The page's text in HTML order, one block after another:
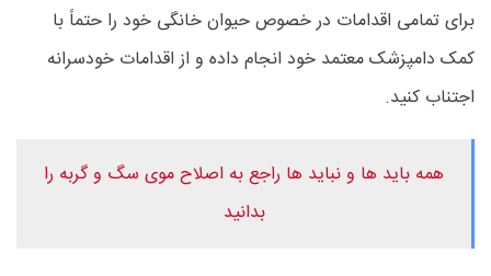
برای تمامی اقدامات در خصوص حیوان خانگی خود را حتماً با
کمک دامپزشک معتمد خود انجام داده و از اقدامات خودسرانه
اجتناب کنید.
همه باید ها و نباید ها راجع به اصلاح موی سگ و گربه را
بدانید